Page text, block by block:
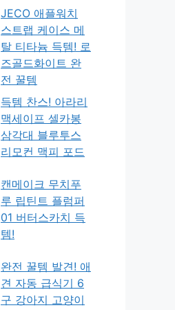
JECO 애플워치
스트랩 케이스 메
탈 티타늄 득템! 로
즈골드화이트 완
전 꿀템
득템 찬스! 아라리
맥세이프 셀카봉
삼각대 블루투스
리모컨 맥피 포드
캔메이크 무치푸
루 립틴트 플럼퍼
01 버터스카치 득
템!
완전 꿀템 발견! 애
견 자동 급식기 6
구 강아지 고양이